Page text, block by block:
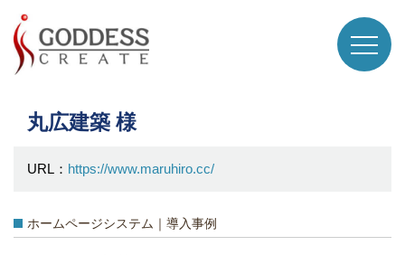
丸広建築 様
URL： https://www.maruhiro.cc/
ホームページシステム｜導入事例